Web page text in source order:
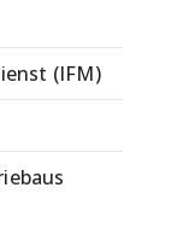
(IFM)